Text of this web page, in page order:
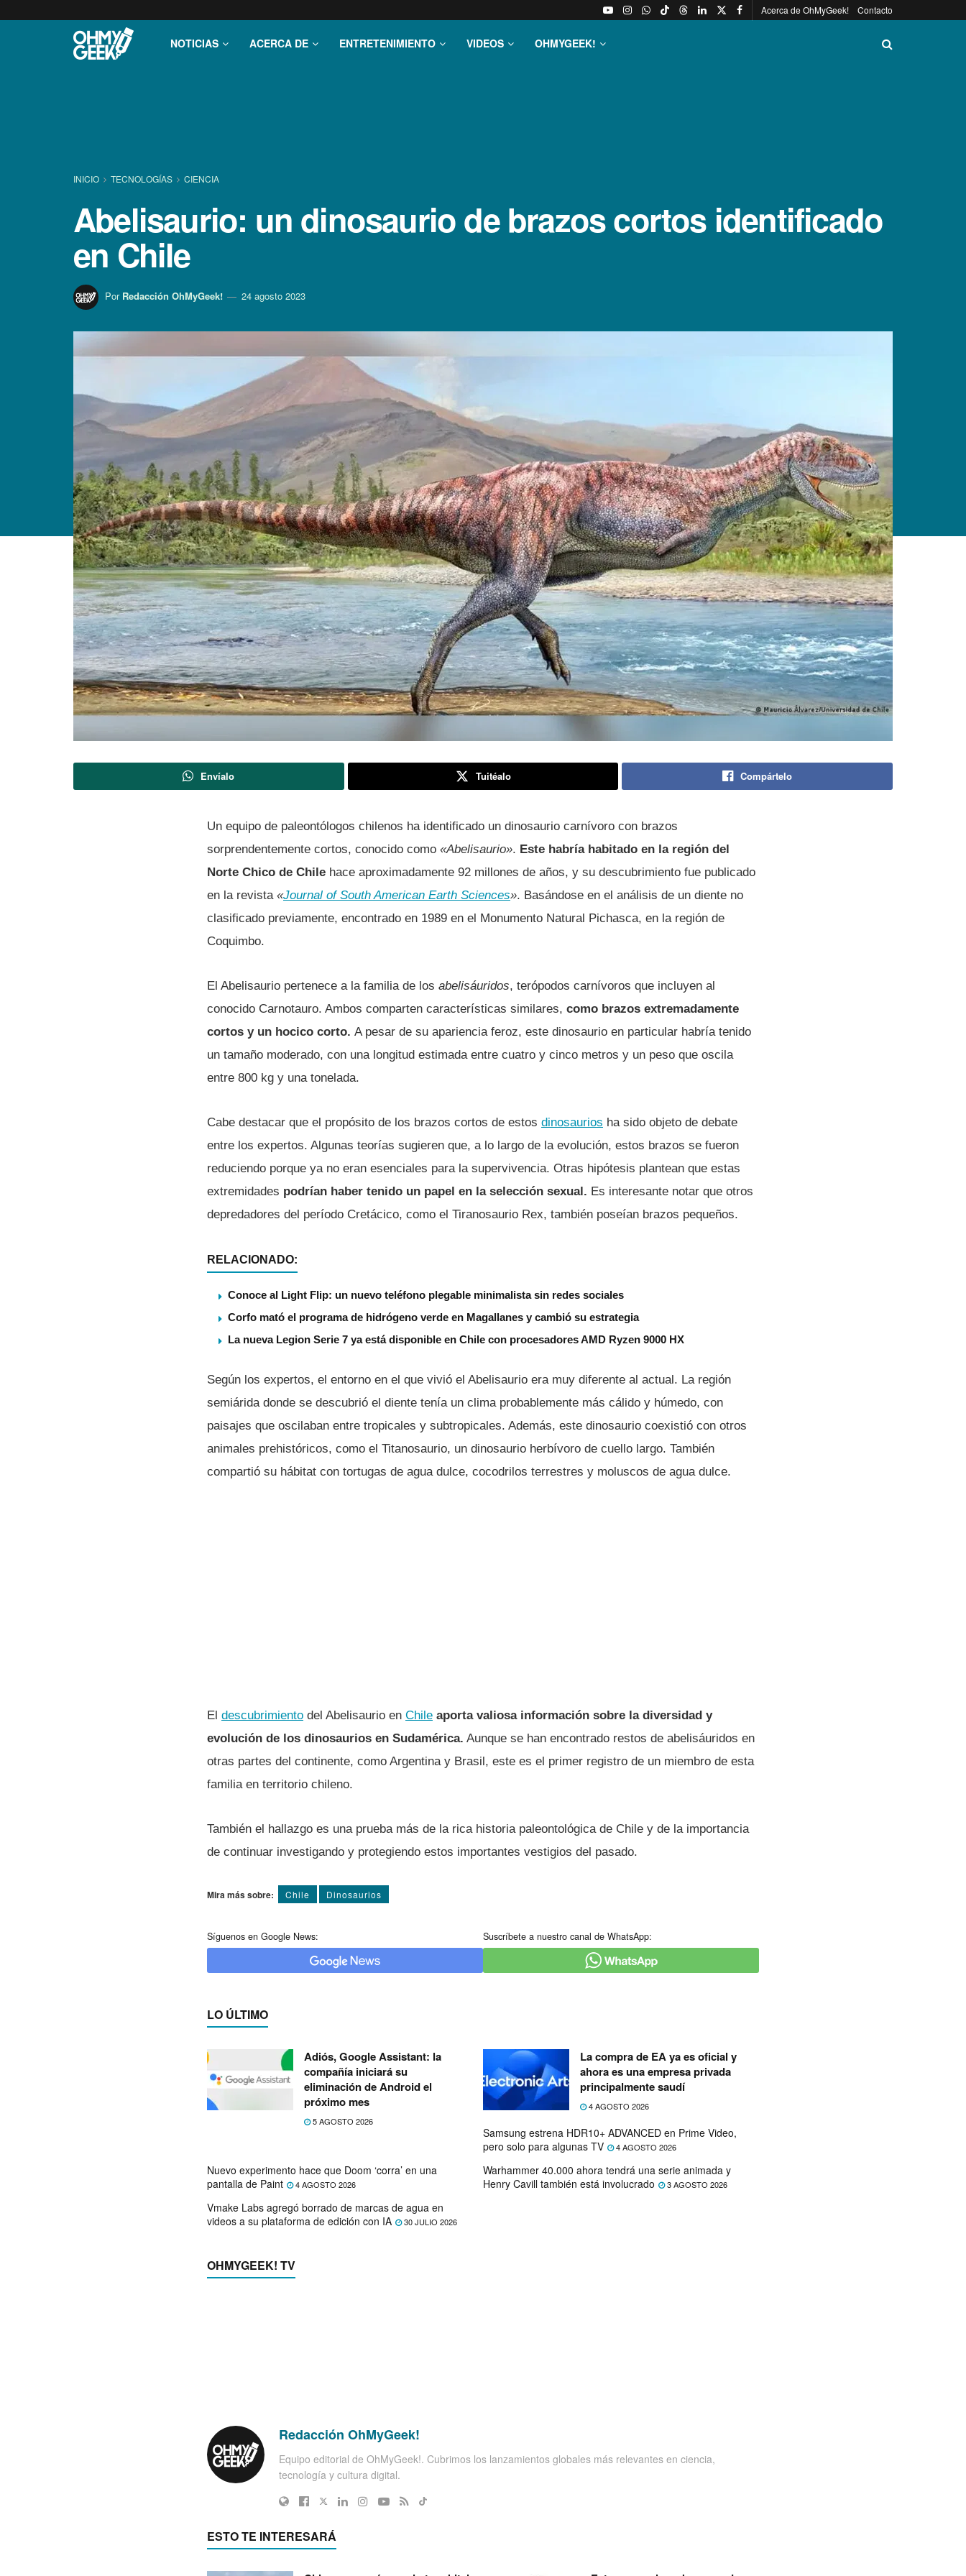
Acerca de OhMyGeek! Contacto
NOTICIAS ACERCA DE ENTRETENIMIENTO VIDEOS OHMYGEEK!
INICIO TECNOLOGÍ­AS CIENCIA
Abelisaurio: un dinosaurio de brazos cortos identificado
en Chile
Por Redacción OhMyGeek! 24 agosto 2023
Envíalo Tuitéalo Compártelo
Un equipo de paleontólogos chilenos ha identificado un dinosaurio carnívoro con brazos
sorprendentemente cortos, conocido como «Abelisaurio». Este habría habitado en la región del
Norte Chico de Chile hace aproximadamente 92 millones de años, y su descubrimiento fue publicado
en la revista «Journal of South American Earth Sciences». Basándose en el análisis de un diente no
clasificado previamente, encontrado en 1989 en el Monumento Natural Pichasca, en la región de
Coquimbo.
El Abelisaurio pertenece a la familia de los abelisáuridos, terópodos carnívoros que incluyen al
conocido Carnotauro. Ambos comparten características similares, como brazos extremadamente
cortos y un hocico corto. A pesar de su apariencia feroz, este dinosaurio en particular habría tenido
un tamaño moderado, con una longitud estimada entre cuatro y cinco metros y un peso que oscila
entre 800 kg y una tonelada.
Cabe destacar que el propósito de los brazos cortos de estos dinosaurios ha sido objeto de debate
entre los expertos. Algunas teorías sugieren que, a lo largo de la evolución, estos brazos se fueron
reduciendo porque ya no eran esenciales para la supervivencia. Otras hipótesis plantean que estas
extremidades podrían haber tenido un papel en la selección sexual. Es interesante notar que otros
depredadores del período Cretácico, como el Tiranosaurio Rex, también poseían brazos pequeños.
RELACIONADO:
Conoce al Light Flip: un nuevo teléfono plegable minimalista sin redes sociales
Corfo mató el programa de hidrógeno verde en Magallanes y cambió su estrategia
La nueva Legion Serie 7 ya está disponible en Chile con procesadores AMD Ryzen 9000 HX
Según los expertos, el entorno en el que vivió el Abelisaurio era muy diferente al actual. La región
semiárida donde se descubrió el diente tenía un clima probablemente más cálido y húmedo, con
paisajes que oscilaban entre tropicales y subtropicales. Además, este dinosaurio coexistió con otros
animales prehistóricos, como el Titanosaurio, un dinosaurio herbívoro de cuello largo. También
compartió su hábitat con tortugas de agua dulce, cocodrilos terrestres y moluscos de agua dulce.
El descubrimiento del Abelisaurio en Chile aporta valiosa información sobre la diversidad y
evolución de los dinosaurios en Sudamérica. Aunque se han encontrado restos de abelisáuridos en
otras partes del continente, como Argentina y Brasil, este es el primer registro de un miembro de esta
familia en territorio chileno.
También el hallazgo es una prueba más de la rica historia paleontológica de Chile y de la importancia
de continuar investigando y protegiendo estos importantes vestigios del pasado.
Mira más sobre: Chile Dinosaurios
Síguenos en Google News: Suscríbete a nuestro canal de WhatsApp:
LO ÚLTIMO
Adiós, Google Assistant: la
compañía iniciará su
eliminación de Android el
próximo mes
5 AGOSTO 2026
La compra de EA ya es oficial y
ahora es una empresa privada
principalmente saudí
4 AGOSTO 2026
Samsung estrena HDR10+ ADVANCED en Prime Video,
pero solo para algunas TV
4 AGOSTO 2026
Nuevo experimento hace que Doom ‘corra’ en una
pantalla de Paint
4 AGOSTO 2026
Warhammer 40.000 ahora tendrá una serie animada y
Henry Cavill también está involucrado
3 AGOSTO 2026
Vmake Labs agregó borrado de marcas de agua en
videos a su plataforma de edición con IA
30 JULIO 2026
OHMYGEEK! TV
Redacción OhMyGeek!
Equipo editorial de OhMyGeek!. Cubrimos los lanzamientos globales más relevantes en ciencia,
tecnología y cultura digital.
ESTO TE INTERESARÁ